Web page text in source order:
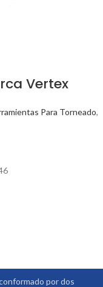
Vertex
Para Torneado,
por dos